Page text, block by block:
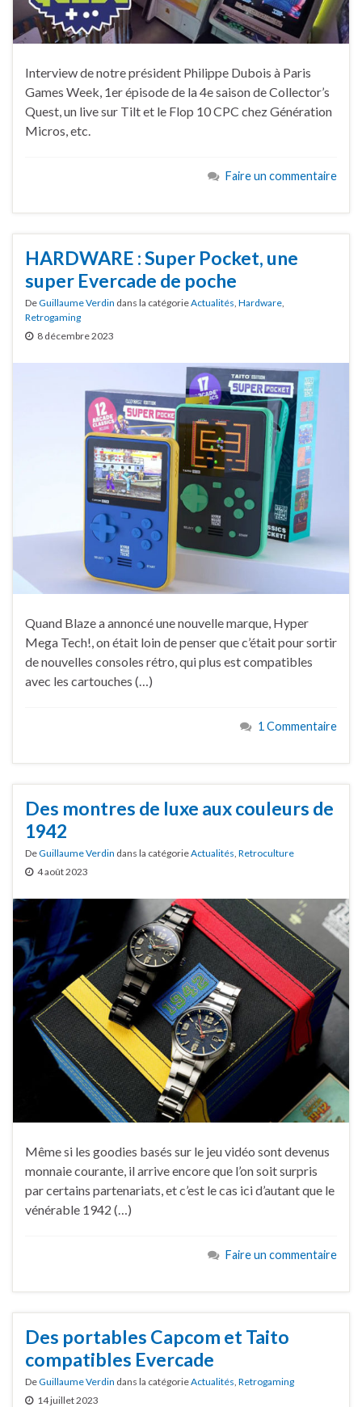
Interview de notre président Philippe Dubois à Paris
Games Week, 1er épisode de la 4e saison de Collector’s
Quest, un live sur Tilt et le Flop 10 CPC chez Génération
Micros, etc.
Faire un commentaire
HARDWARE : Super Pocket, une
super Evercade de poche
DeGuillaume Verdin dans la catégorieActualités Hardware
Retrogaming
8 décembre 2023
Quand Blaze a annoncé une nouvelle marque, Hyper
Mega Tech!, on était loin de penser que c’était pour sortir
de nouvelles consoles rétro, qui plus est compatibles
avec les cartouches (…)
1 Commentaire
Des montres de luxe aux couleurs de
1942
DeGuillaume Verdin dans la catégorieActualités Retroculture
4 août 2023
Même si les goodies basés sur le jeu vidéo sont devenus
monnaie courante, il arrive encore que l’on soit surpris
par certains partenariats, et c’est le cas ici d’autant que le
vénérable 1942 (…)
Faire un commentaire
Des portables Capcom et Taito
compatibles Evercade
DeGuillaume Verdin dans la catégorieActualités Retrogaming
14 juillet 2023